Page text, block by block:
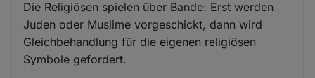
Die Religiösen spielen über Bande: Erst werden
Juden oder Muslime vorgeschickt, dann wird
Gleichbehandlung für die eigenen religiösen
Symbole gefordert.